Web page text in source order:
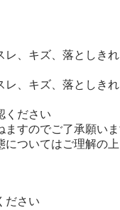
レ、キズ、落としき
レ、キズ、落としき
ください
ますのでご了承願い
ついてはご理解の
ださい